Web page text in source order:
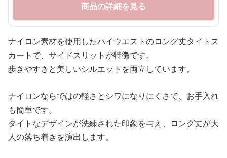
商品の詳細を見る
ナイロン素材を使用したハイウエストのロング丈タイトス
カートで、サイドスリットが特徴です。
歩きやすさと美しいシルエットを両立しています。
ナイロンならではの軽さとシワになりにくさで、お手入れ
も簡単です。
タイトなデザインが洗練された印象を与え、ロング丈が大
人の落ち着きを演出します。